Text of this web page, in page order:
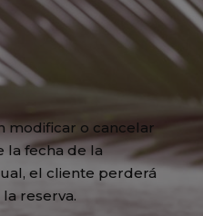
modificar o cancelar
la fecha de la
el cliente perderá
reserva.